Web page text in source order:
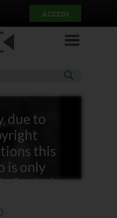
ACCEDI
due to
this
is only
for Italy